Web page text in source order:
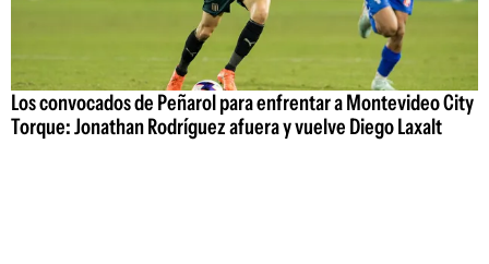
Los convocados de Peñarol para enfrentar a Montevideo City
Torque: Jonathan Rodríguez afuera y vuelve Diego Laxalt